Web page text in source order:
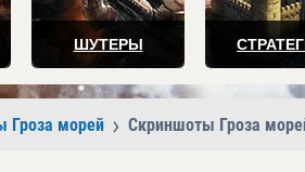
ШУТЕРЫ
Гроза морей Скриншоты Гроза